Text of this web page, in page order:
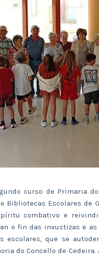
curso de Primaria
Bibliotecas Escolares de
combativo e
o fin das inxustizas e
escolares, que se
do Concello de